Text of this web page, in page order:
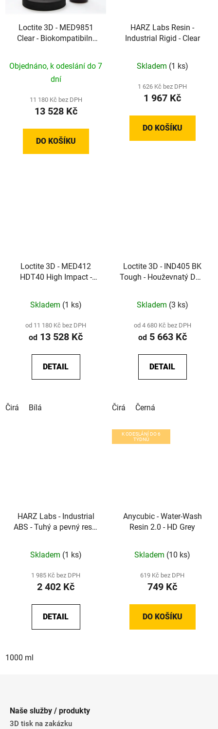
Loctite 3D - MED9851
Clear - Biokompatibilní
ortézy (ISO 12870
eyewear)
Objednáno, k odeslání do 7
dní
11 180 Kč bez DPH
13 528 Kč
DO KOŠÍKU
HARZ Labs Resin -
Industrial Rigid - Clear
Skladem (1 ks)
1 626 Kč bez DPH
1 967 Kč
DO KOŠÍKU
Loctite 3D - MED412
HDT40 High Impact -
pro zdravotnické
Skladem (1 ks)
od 11 180 Kč bez DPH
od 13 528 Kč
DETAIL
Čirá Bílá
Loctite 3D - IND405 BK
Tough - Houževnatý DLP
přípravky
Skladem (3 ks)
od 4 680 Kč bez DPH
od5 663 Kč
DETAIL
Čirá Černá
HARZ Labs - Industrial
ABS - Tuhý a pevný resin
Skladem (1 ks)
1 985 Kč bez DPH
2 402 Kč
DETAIL
1000 ml
K ODESLÁNÍ DO 6
TÝDNŮ
Anycubic - Water-Wash
Resin 2.0 - HD Grey
Skladem (10 ks)
619 Kč bez DPH
749 Kč
DO KOŠÍKU
Naše služby / produkty
3D tisk na zakázku